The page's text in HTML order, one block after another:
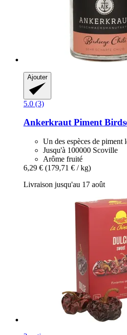
Ajouter
5.0 (3)
AnkerkrautPiment
Un des espèces de piment
Jusqu'à 100000 Scoville
Arôme fruité
6,29 € (179,71 € / kg)
Livraison jusqu'au 17 août